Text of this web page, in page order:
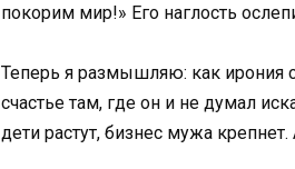
покорим мир!» Его наглость
Теперь я размышляю: как ирония
счастье там, где он и не думал
дети растут, бизнес мужа